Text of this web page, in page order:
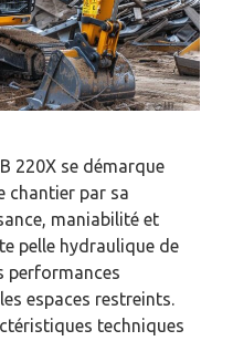
220X se démarque
chantier par sa
maniabilité et
pelle hydraulique de
performances
espaces restreints.
techniques